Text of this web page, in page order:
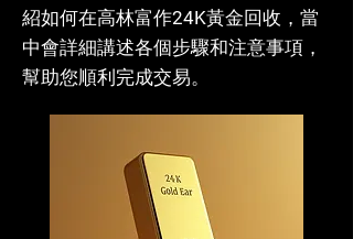
紹如何在高林富作24K黃金回收，當
中會詳細講述各個步驟和注意事項，
幫助您順利完成交易。